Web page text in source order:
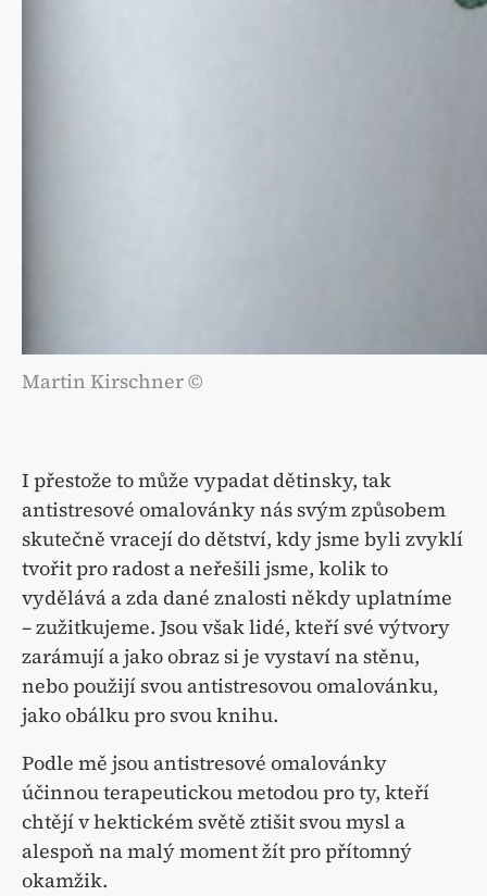
Martin Kirschner ©
I přestože to může vypadat dětinsky, tak
antistresové omalovánky nás svým způsobem
skutečně vracejí do dětství, kdy jsme byli zvyklí
tvořit pro radost a neřešili jsme, kolik to
vydělává a zda dané znalosti někdy uplatníme
– zužitkujeme. Jsou však lidé, kteří své výtvory
zarámují a jako obraz si je vystaví na stěnu,
nebo použijí svou antistresovou omalovánku,
jako obálku pro svou knihu.
Podle mě jsou antistresové omalovánky
účinnou terapeutickou metodou pro ty, kteří
chtějí v hektickém světě ztišit svou mysl a
alespoň na malý moment žít pro přítomný
okamžik.